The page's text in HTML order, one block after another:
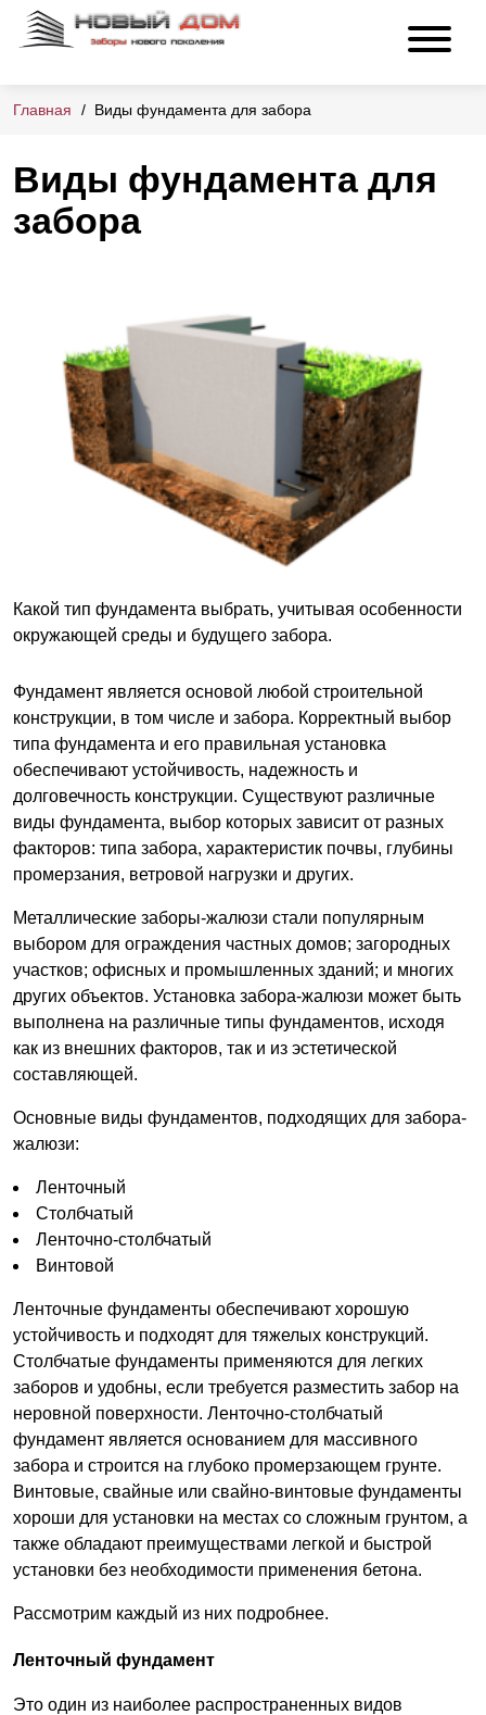
Главная Виды фундамента для забора
Виды фундамента для
забора
Какой тип фундамента выбрать, учитывая особенности
окружающей среды и будущего забора.
Фундамент является основой любой строительной
конструкции, в том числе и забора. Корректный выбор
типа фундамента и его правильная установка
обеспечивают устойчивость, надежность и
долговечность конструкции. Существуют различные
виды фундамента, выбор которых зависит от разных
факторов: типа забора, характеристик почвы, глубины
промерзания, ветровой нагрузки и других.
Металлические заборы-жалюзи стали популярным
выбором для ограждения частных домов; загородных
участков; офисных и промышленных зданий; и многих
других объектов. Установка забора-жалюзи может быть
выполнена на различные типы фундаментов, исходя
как из внешних факторов, так и из эстетической
составляющей.
Основные виды фундаментов, подходящих для забора-
жалюзи:
Ленточный
Столбчатый
Ленточно-столбчатый
Винтовой
Ленточные фундаменты обеспечивают хорошую
устойчивость и подходят для тяжелых конструкций.
Столбчатые фундаменты применяются для легких
заборов и удобны, если требуется разместить забор на
неровной поверхности. Ленточно-столбчатый
фундамент является основанием для массивного
забора и строится на глубоко промерзающем грунте.
Винтовые, свайные или свайно-винтовые фундаменты
хороши для установки на местах со сложным грунтом, а
также обладают преимуществами легкой и быстрой
установки без необходимости применения бетона.
Рассмотрим каждый из них подробнее.
Ленточный фундамент
Это один из наиболее распространенных видов